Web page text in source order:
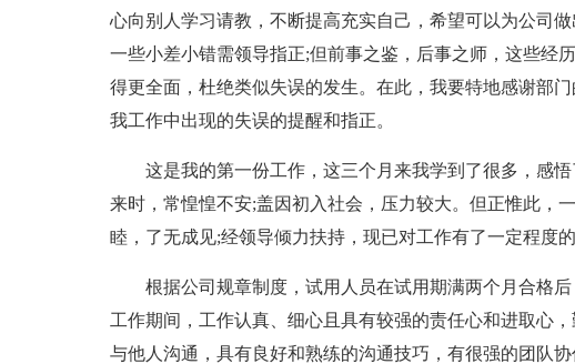
心向别人学习请教，不断提高充实自己，希望可以为公司
一些小差小错需领导指正;但前事之鉴，后事之师，这些经
得更全面，杜绝类似失误的发生。在此，我要特地感谢部
我工作中出现的失误的提醒和指正。
这是我的第一份工作，这三个月来我学到了很多，感悟
来时，常惶惶不安;盖因初入社会，压力较大。但正惟此，
睦，了无成见;经领导倾力扶持，现已对工作有了一定程度的
根据公司规章制度，试用人员在试用期满两个月合格后
工作期间，工作认真、细心且具有较强的责任心和进取心
与他人沟通，具有良好和熟练的沟通技巧，有很强的团队